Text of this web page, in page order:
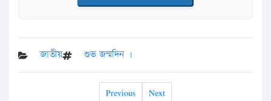
জাতীয় শুভ জন্মদিন ।
Previous Next